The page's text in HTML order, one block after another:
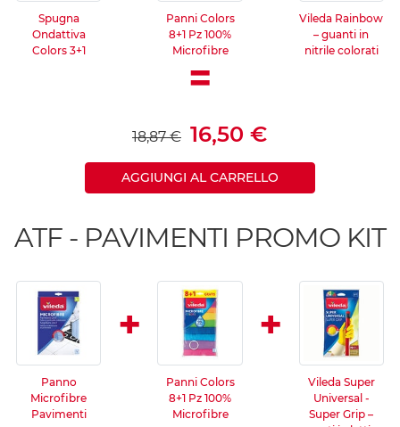
Spugna
Ondattiva
Colors 3+1
Panni Colors
8+1 Pz 100%
Microfibre
Vileda Rainbow
– guanti in
nitrile colorati
=
18,87 € 16,50 €
AGGIUNGI AL CARRELLO
ATF - PAVIMENTI PROMO KIT
Panno
Microfibre
Pavimenti
+
Panni Colors
8+1 Pz 100%
Microfibre
+
Vileda Super
Universal -
Super Grip –